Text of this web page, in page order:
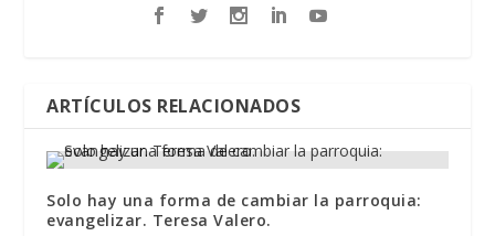
ARTÍCULOS RELACIONADOS
Solo hay una forma de cambiar la parroquia:
evangelizar. Teresa Valero.